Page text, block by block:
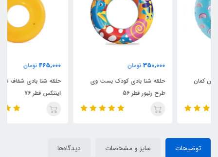
حلقه شنا بادی کودک بست وی
حلقه شنا بادی شفاف نارنجی
توضیحات سایز و مشخصات دیدگاه‌ها